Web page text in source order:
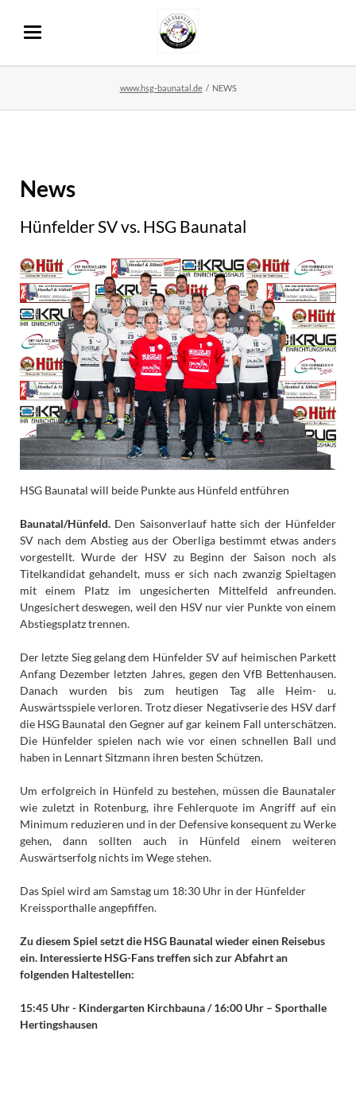
www.hsg-baunatal.de NEWS
News
Hünfelder SV vs. HSG Baunatal
HSG Baunatal will beide Punkte aus Hünfeld entführen
Baunatal/Hünfeld.Den Saisonverlauf hatte sich der Hünfelder
SV nach dem Abstieg aus der Oberliga bestimmt etwas anders
vorgestellt. Wurde der HSV zu Beginn der Saison noch als
Titelkandidat gehandelt, muss er sich nach zwanzig Spieltagen
mit einem Platz im ungesicherten Mittelfeld anfreunden.
Ungesichert deswegen, weil den HSV nur vier Punkte von einem
Abstiegsplatz trennen.
Der letzte Sieg gelang dem Hünfelder SV auf heimischen Parkett
Anfang Dezember letzten Jahres, gegen den VfB Bettenhausen.
Danach wurden bis zum heutigen Tag alle Heim- u.
Auswärtsspiele verloren. Trotz dieser Negativserie des HSV darf
die HSG Baunatal den Gegner auf gar keinem Fall unterschätzen.
Die Hünfelder spielen nach wie vor einen schnellen Ball und
haben in Lennart Sitzmann ihren besten Schützen.
Um erfolgreich in Hünfeld zu bestehen, müssen die Baunataler
wie zuletzt in Rotenburg, ihre Fehlerquote im Angriff auf ein
Minimum reduzieren und in der Defensive konsequent zu Werke
gehen, dann sollten auch in Hünfeld einem weiteren
Auswärtserfolg nichts im Wege stehen.
Das Spiel wird am Samstag um 18:30 Uhr in der Hünfelder
Kreissporthalle angepfiffen.
Zu diesem Spiel setzt die HSG Baunatal wieder einen Reisebus
ein.Interessierte HSG-Fans treffen sich zur Abfahrt an
folgenden Haltestellen:
15:45 Uhr - Kindergarten Kirchbauna / 16:00 Uhr – Sporthalle
Hertingshausen